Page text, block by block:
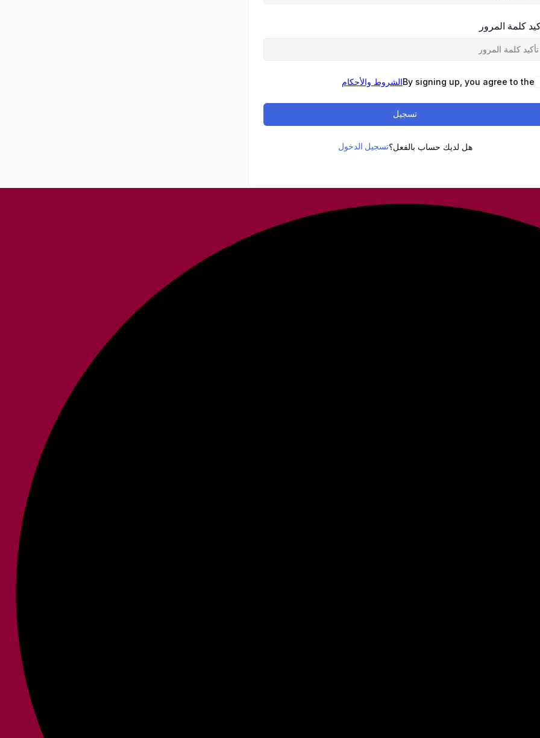
كلمة المرور
By signing up, you agree to theالشروط والأحكام
تسجيل
هل لديك حساب بالفعل؟تسجيل الدخول